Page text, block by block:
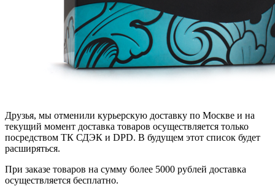
Друзья, мы отменили курьерскую доставку по Москве и на
текущий момент доставка товаров осуществляется только
посредством ТК СДЭК и DPD. В будущем этот список будет
расширяться.
При заказе товаров на сумму более 5000 рублей доставка
осуществляется бесплатно.